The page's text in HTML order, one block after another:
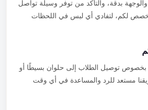
بدقة، والتأكد من توفر وسيلة تواصل
لكم، لتفادي أي لبس في اللحظات
توصيل الطلاب إلى حلوان بسيطًا أو
مستعد للرد والمساعدة في أي وقت